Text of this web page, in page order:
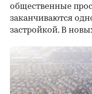
общественные
заканчиваются
застройкой. В